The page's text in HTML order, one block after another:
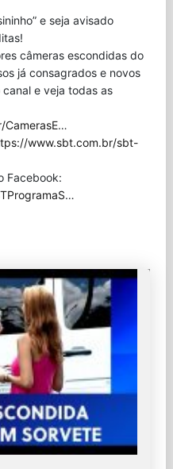
e seja avisado
câmeras escondidas do
já consagrados e novos
e veja todas as
…
www.sbt.com.br/sbt-
Facebook:
…